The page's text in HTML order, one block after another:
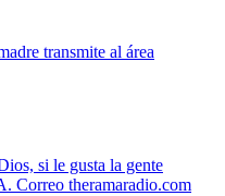
transmite al área
si le gusta la gente
Correo theramaradio.com